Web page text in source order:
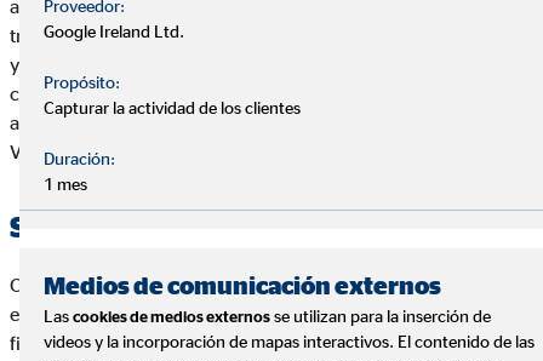
a la hora de originar un verdadero cambio. Por eso, queremos
transmitir a toda la sociedad la buena voluntad de las empresas
y dar a conocer su labor social y ambiental trabajando junto
con las organizaciones que necesitan de recursos para llegar a
aquellos que más lo necesitan', ha afirmado Guillermo García
Verdasco, responsable de Desarrollo de Negocio de HelpUp.
Sobre OVB
OVB, con sede central en Colonia (Alemania), es una de las
empresas europeas líderes en el sector de la intermediación
financiera. Desde su fundación en 1970, el eje principal de las
Proveedor:
Google Ireland Ltd.
Propósito:
Capturar la actividad de los clientes
Duración:
1 mes
Medios de comunicación externos
Las cookies de medios externos se utilizan para la inserción de
videos y la incorporación de mapas interactivos. El contenido de las